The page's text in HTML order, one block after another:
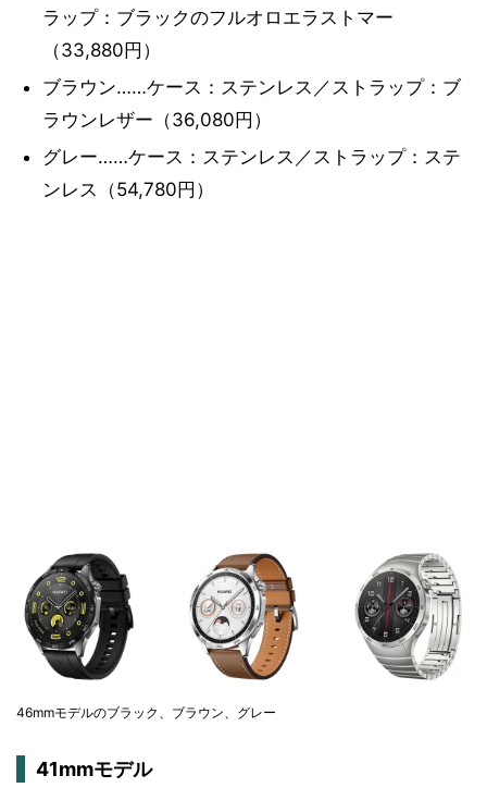
ラップ：ブラックのフルオロエラストマー
（33,880円）
ブラウン……ケース：ステンレス／ストラップ：ブ
ラウンレザー（36,080円）
グレー……ケース：ステンレス／ストラップ：ステ
ンレス（54,780円）
46mmモデルのブラック、ブラウン、グレー
41mmモデル